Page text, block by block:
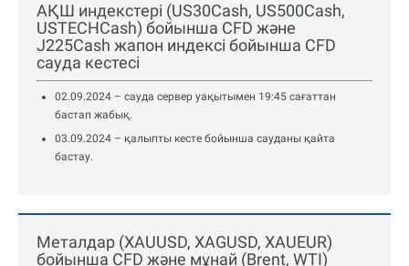
АҚШ индекстері (US30Cash, US500Cash,
USTECHCash) бойынша CFD және
J225Cash жапон индексі бойынша CFD
сауда кестесі
02.09.2024 – сауда сервер уақытымен 19:45 сағаттан
бастап жабық.
03.09.2024 – қалыпты кесте бойынша сауданы қайта
бастау.
Металдар (XAUUSD, XAGUSD, XAUEUR)
бойынша CFD және мұнай (Brent, WTI)